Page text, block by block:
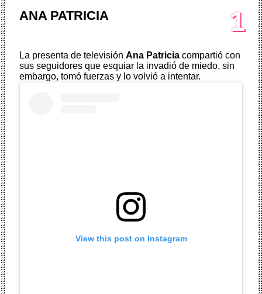
ANA PATRICIA 1
La presenta de televisión Ana Patricia compartió con
sus seguidores que esquiar la invadió de miedo, sin
embargo, tomó fuerzas y lo volvió a intentar.
View this post on Instagram